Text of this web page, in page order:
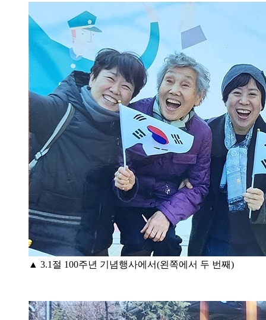
▲ 3.1절 100주년 기념행사에서(왼쪽에서 두 번째)